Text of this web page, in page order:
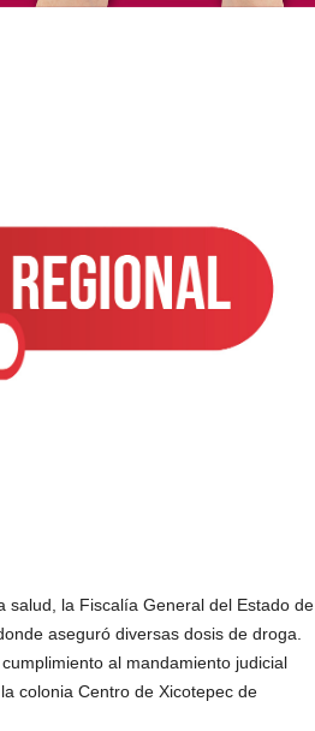
salud, la Fiscalía General del Estado de
aseguró diversas dosis de droga.
al mandamiento judicial
colonia Centro de Xicotepec de